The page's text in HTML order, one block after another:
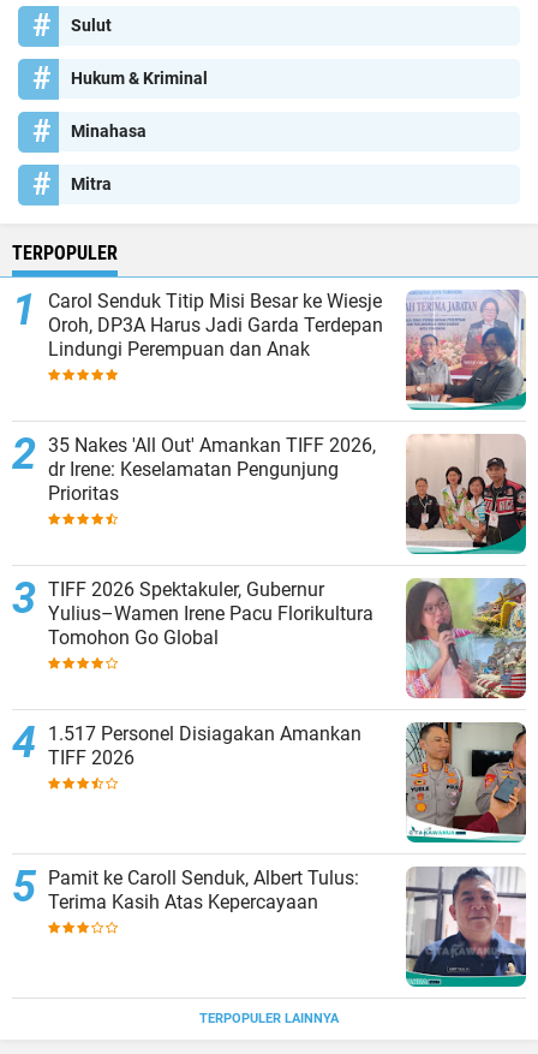
Sulut
Hukum & Kriminal
Minahasa
Mitra
TERPOPULER
Carol Senduk Titip Misi Besar ke Wiesje
Oroh, DP3A Harus Jadi Garda Terdepan
Lindungi Perempuan dan Anak
35 Nakes 'All Out' Amankan TIFF 2026,
dr Irene: Keselamatan Pengunjung
Prioritas
TIFF 2026 Spektakuler, Gubernur
Yulius–Wamen Irene Pacu Florikultura
Tomohon Go Global
1.517 Personel Disiagakan Amankan
TIFF 2026
Pamit ke Caroll Senduk, Albert Tulus:
Terima Kasih Atas Kepercayaan
TERPOPULER LAINNYA